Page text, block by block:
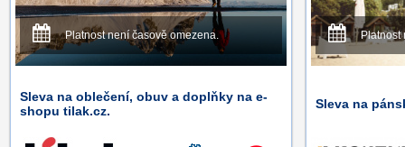
Platnost není časově omezena.
Sleva na oblečení, obuv a doplňky na e-
shopu tilak.cz.
Platnost
Sleva na